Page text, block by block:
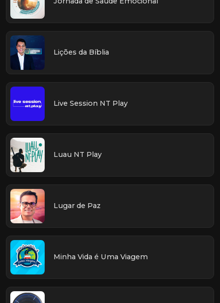
Lições da Bíblia
Live Session NT Play
Luau NT Play
Lugar de Paz
Minha Vida é Uma Viagem